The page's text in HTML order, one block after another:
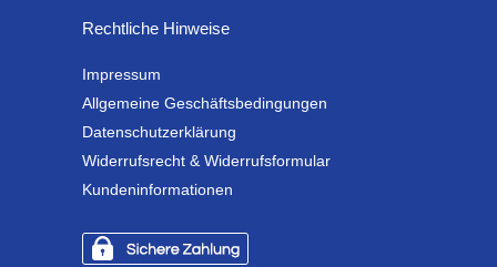
Rechtliche Hinweise
Impressum
Allgemeine Geschäftsbedingungen
Datenschutzerklärung
Widerrufsrecht & Widerrufsformular
Kundeninformationen